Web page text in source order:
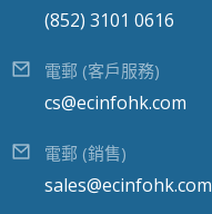
(852) 3101 0616
電郵 (客戶服務)
cs@ecinfohk.com
電郵 (銷售)
sales@ecinfohk.com